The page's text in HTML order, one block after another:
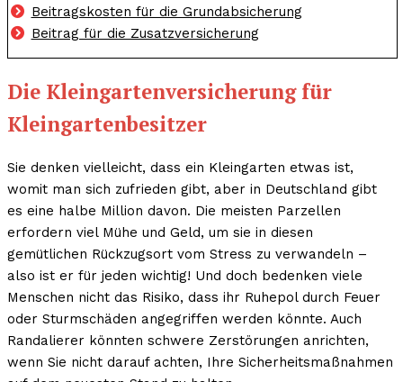
Beitragskosten für die Grundabsicherung
Beitrag für die Zusatzversicherung
Die Kleingartenversicherung für
Kleingartenbesitzer
Sie denken vielleicht, dass ein Kleingarten etwas ist,
womit man sich zufrieden gibt, aber in Deutschland gibt
es eine halbe Million davon. Die meisten Parzellen
erfordern viel Mühe und Geld, um sie in diesen
gemütlichen Rückzugsort vom Stress zu verwandeln –
also ist er für jeden wichtig! Und doch bedenken viele
Menschen nicht das Risiko, dass ihr Ruhepol durch Feuer
oder Sturmschäden angegriffen werden könnte. Auch
Randalierer könnten schwere Zerstörungen anrichten,
wenn Sie nicht darauf achten, Ihre Sicherheitsmaßnahmen